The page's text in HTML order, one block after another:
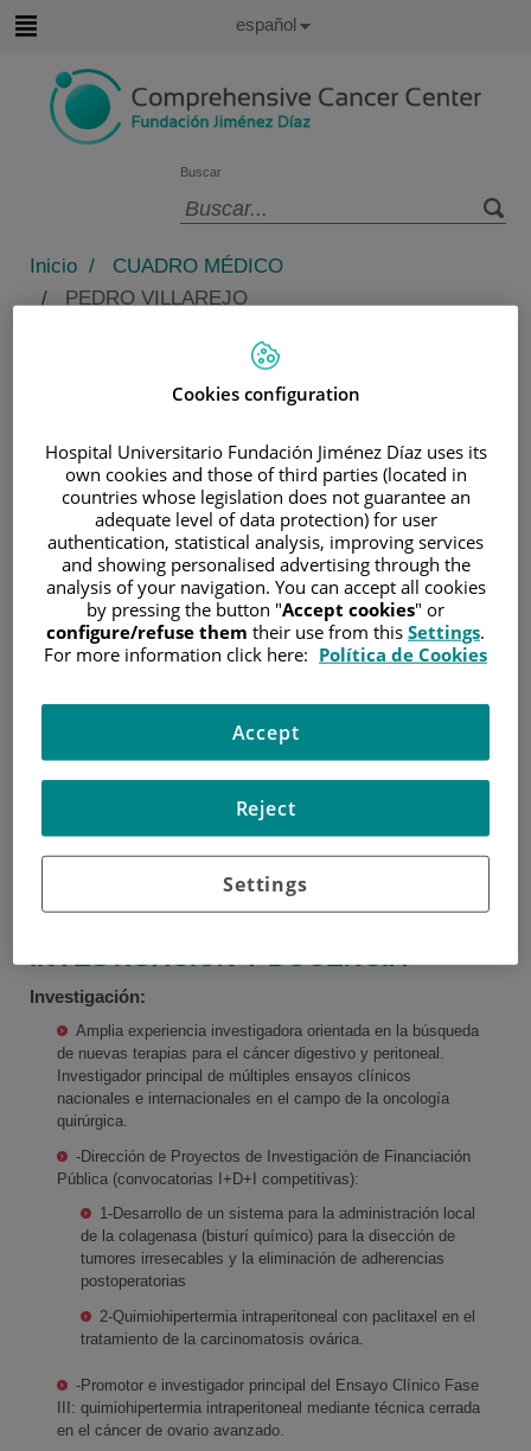
contenido
Buscar
idioma
Idioma
Español
Inicio / CUADRO MÉDICO
/
PEDRO VILLAREJO
Pedro Villarejo
Aparato Digestivo, Cuello
TITULACIÓN
la Universidad de Málaga
Licenciado en Medicina
y Cirugía por la
Universidad de Córdoba
Especialista en Cirugía
General y del Aparato
Digestivo. Hospital 12 de
Octubre, Madrid
EXPERIENCIA
experiencia en cirugía
oncológica abdominal, desarrollada en distintos centros
hospitalarios de referencia, donde ha sido responsable de
el ámbito de la cirugía oncológica
INVESTIGACIÓN Y DOCENCIA
Investigación:
Amplia experiencia investigadora orientada en la búsqueda
de nuevas terapias para el cáncer digestivo y peritoneal.
Investigador principal de múltiples ensayos clínicos
nacionales e internacionales en el campo de la oncología
quirúrgica.
-Dirección de Proyectos de Investigación de Financiación
Pública (convocatorias I+D+I competitivas):
1-Desarrollo de un sistema para la administración local
de la colagenasa (bisturí químico) para la disección de
tumores irresecables y la eliminación de adherencias
postoperatorias
2-Quimiohipertermia intraperitoneal con paclitaxel en el
tratamiento de la carcinomatosis ovárica.
-Promotor e investigador principal del Ensayo Clínico Fase
III: quimiohipertermia intraperitoneal mediante técnica cerrada
en el cáncer de ovario avanzado.
Cookies configuration
Hospital Universitario Fundación Jiménez Díaz uses its
own cookies and those of third parties (located in
countries whose legislation does not guarantee an
adequate level of data protection) for user
authentication, statistical analysis, improving services
and showing personalised advertising through the
analysis of your navigation. You can accept all cookies
by pressing the button "Accept cookies" or
configure/refuse them their use from this Settings.
For more information click here: Política de Cookies
Settings
Reject
Accept